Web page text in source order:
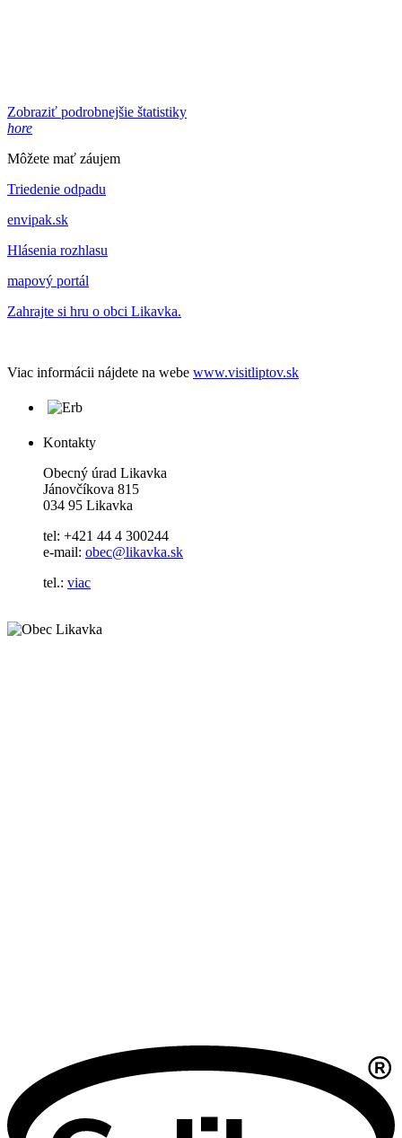
Zobraziť podrobnejšie štatistiky
hore
Môžete mať záujem
Triedenie odpadu
envipak.sk
Hlásenia rozhlasu
mapový portál
Zahrajte si hru o obci Likavka.
Viac informácii nájdete na webe www.visitliptov.sk
Kontakty
Obecný úrad Likavka
Jánovčíkova 815
034 95 Likavka
tel: +421 44 4 300244
e-mail: obec@likavka.sk
tel.: viac